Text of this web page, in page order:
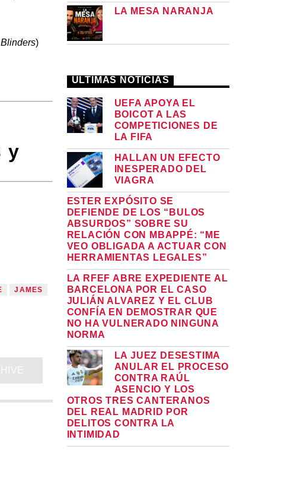
)
y
JAMES
LA MESA NARANJA
ULTIMAS NOTICIAS
UEFA APOYA EL
BOICOT A LAS
COMPETICIONES DE
LA FIFA
HALLAN UN EFECTO
INESPERADO DEL
VIAGRA
ESTER EXPÓSITO SE
DEFIENDE DE LOS “BULOS
ABSURDOS” SOBRE SU
RELACIÓN CON MBAPPÉ: “ME
VEO OBLIGADA A ACTUAR CON
HERRAMIENTAS LEGALES”
LA RFEF ABRE EXPEDIENTE AL
BARCELONA POR EL CASO
JULIÁN ALVAREZ Y EL CLUB
CONFÍA EN DEMOSTRAR QUE
NO HA VULNERADO NINGUNA
NORMA
LA JUEZ DESESTIMA
ANULAR EL PROCESO
CONTRA RAÚL
ASENCIO Y LOS
OTROS TRES CANTERANOS
DEL REAL MADRID POR
DELITOS CONTRA LA
INTIMIDAD